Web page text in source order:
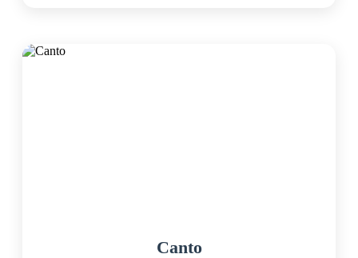
Canto